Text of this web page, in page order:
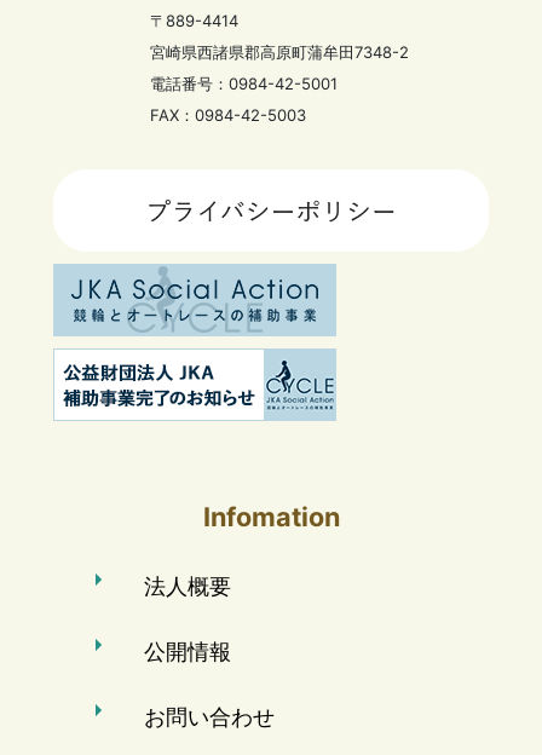
〒889-4414
宮崎県西諸県郡高原町蒲牟田7348-2
電話番号：0984-42-5001
FAX：0984-42-5003
Infomation
法人概要
公開情報
お問い合わせ